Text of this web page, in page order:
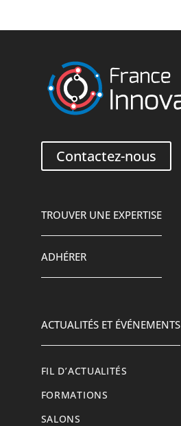
Contactez-nous
TROUVER UNE EXPERTISE
ADHÉRER
ACTUALITÉS ET ÉVÉNEMENTS
FIL D’ACTUALITÉS
FORMATIONS
SALONS